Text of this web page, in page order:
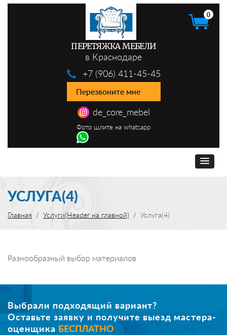
ПЕРЕТЯЖКА МЕБЕЛИ
в Краснодаре
de_core_mebel
Фото шлите на whatsapp
+7 (906) 411-45-45
Перезвоните мне
0
УСЛУГА(4)
Главная Услуги(Header на главной) Услуга(4)
Разнообразный выбор материалов
Выбрали подходящий вариант?
Оставьте заявку и получите выезд мастера-
оценщика БЕСПЛАТНО